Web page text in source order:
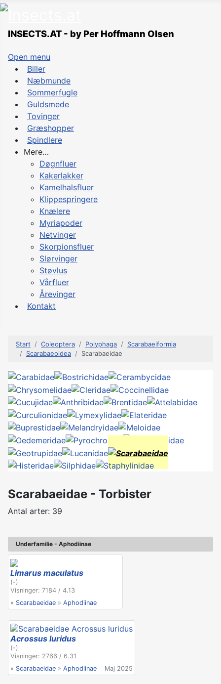
INSECTS.AT - by Per Hoffmann Olsen
Open menu
Biller
Næbmunde
Sommerfugle
Guldsmede
Tovinger
Græshopper
Spindlere
Mere…
Døgnfluer
Kakerlakker
Kamelhalsfluer
Klippespringere
Knælere
Myriapoder
Netvinger
Skorpionsfluer
Slørvinger
Støvlus
Vårfluer
Årevinger
Kontakt
Start Coleoptera Polyphaga
Scarabaeiformia
Scarabaeoidea
Scarabaeidae
Scarabaeidae - Torbister
Antal arter: 39
Underfamilie - Aphodiinae
Limarus maculatus
(-)
Visninger: 7184 / 4.13
» Scarabaeidae » Aphodiinae
Acrossus luridus
(-)
Visninger: 2766 / 6.31
» Scarabaeidae » Aphodiinae Maj 2025